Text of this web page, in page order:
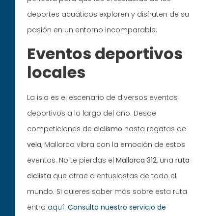
deportes acuáticos exploren y disfruten de su
pasión en un entorno incomparable.
Eventos deportivos
locales
La isla es el escenario de diversos eventos
deportivos a lo largo del año. Desde
competiciones deciclismo hasta regatas de
vela, Mallorca vibra con la emoción de estos
eventos. No te pierdas elMallorca 312, unaruta
ciclista que atrae a entusiastas de todo el
mundo. Si quieres saber más sobre esta ruta
entra aquí.Consulta nuestro servicio de